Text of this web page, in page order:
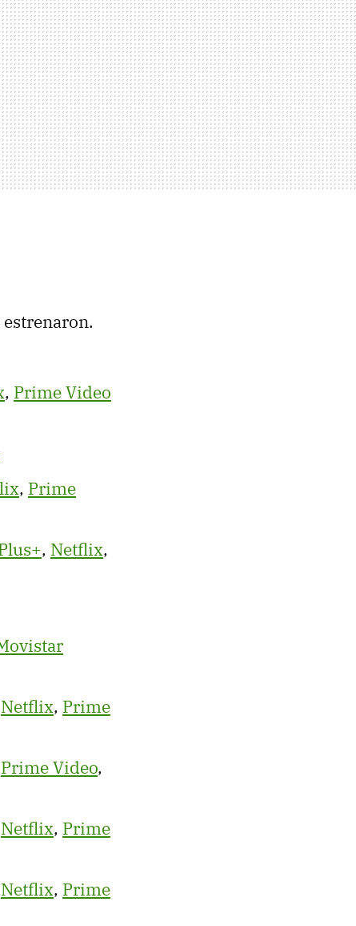
, Prime Video
, Prime
, Netflix,
Netflix, Prime
Prime Video,
Netflix, Prime
Netflix, Prime